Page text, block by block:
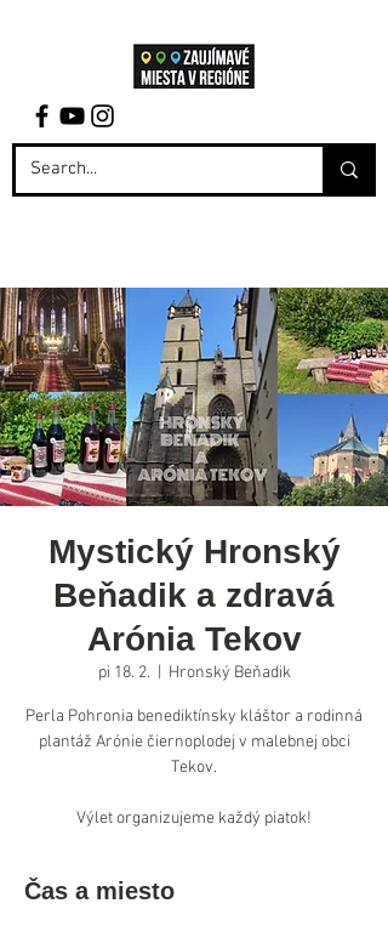
Mystický Hronský
Beňadik a zdravá
Arónia Tekov
pi 18. 2. Hronský Beňadik
Perla Pohronia benediktínsky kláštor a rodinná
plantáž Arónie čiernoplodej v malebnej obci
Tekov.
Výlet organizujeme každý piatok!
Čas a miesto